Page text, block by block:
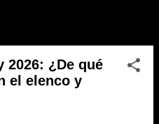
2026: ¿De qué
el elenco y